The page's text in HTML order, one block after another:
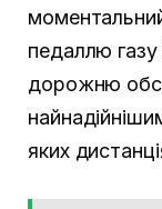
педаллю газу
дорожню
яких